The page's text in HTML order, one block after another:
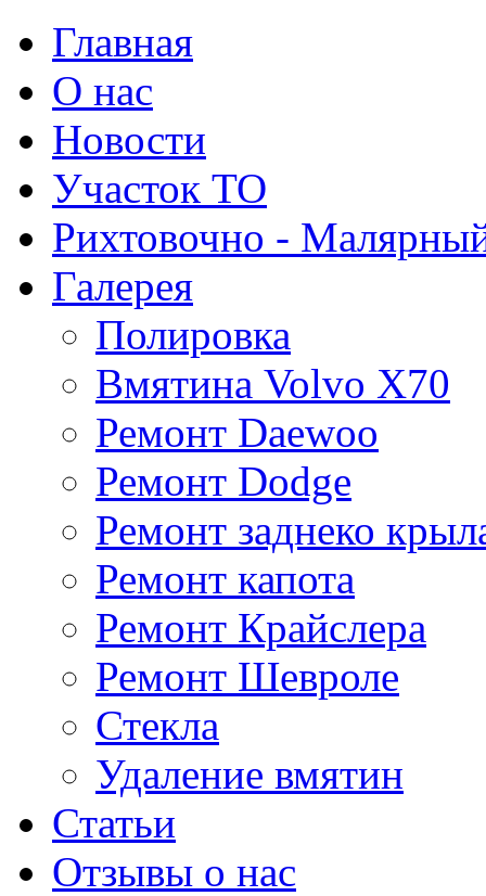
Главная
О нас
Новости
Участок ТО
Рихтовочно -
Галерея
Полировка
Вмятина Volvo X70
Ремонт Daewoo
Ремонт Dodge
Ремонт заднеко
Ремонт капота
Ремонт Крайслера
Ремонт Шевроле
Стекла
Удаление вмятин
Статьи
Отзывы о нас